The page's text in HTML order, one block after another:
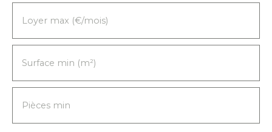
Loyer max (€/mois)
Surface min (m²)
Pièces min